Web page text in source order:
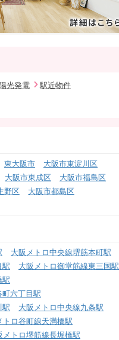
光発電 駅近物件
東大阪市
大阪市東淀川区
大阪市東成区
大阪市福島区
野区
大阪市都島区
大阪メトロ中央線堺筋本町駅
駅
大阪メトロ御堂筋線東三国駅
駅
六丁目駅
駅
大阪メトロ中央線九条駅
トロ谷町線天満橋駅
メトロ堺筋線長堀橋駅